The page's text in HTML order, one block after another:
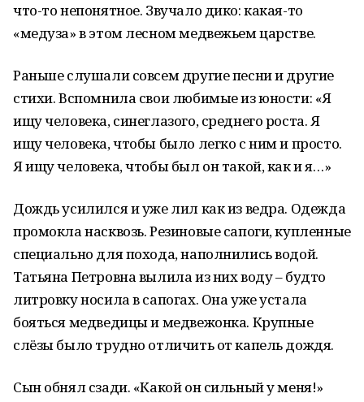
что-то непонятное. Звучало дико: какая-то
«медуза» в этом лесном медвежьем царстве.
Раньше слушали совсем другие песни и другие
стихи. Вспомнила свои любимые из юности: «Я
ищу человека, синеглазого, среднего роста. Я
ищу человека, чтобы было легко с ним и просто.
Я ищу человека, чтобы был он такой, как и я…»
Дождь усилился и уже лил как из ведра. Одежда
промокла насквозь. Резиновые сапоги, купленные
специально для похода, наполнились водой.
Татьяна Петровна вылила из них воду – будто
литровку носила в сапогах. Она уже устала
бояться медведицы и медвежонка. Крупные
слёзы было трудно отличить от капель дождя.
Сын обнял сзади. «Какой он сильный у меня!»